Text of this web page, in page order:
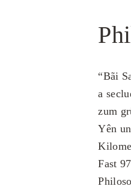
“Bãi
a
zum
Yên
Fast